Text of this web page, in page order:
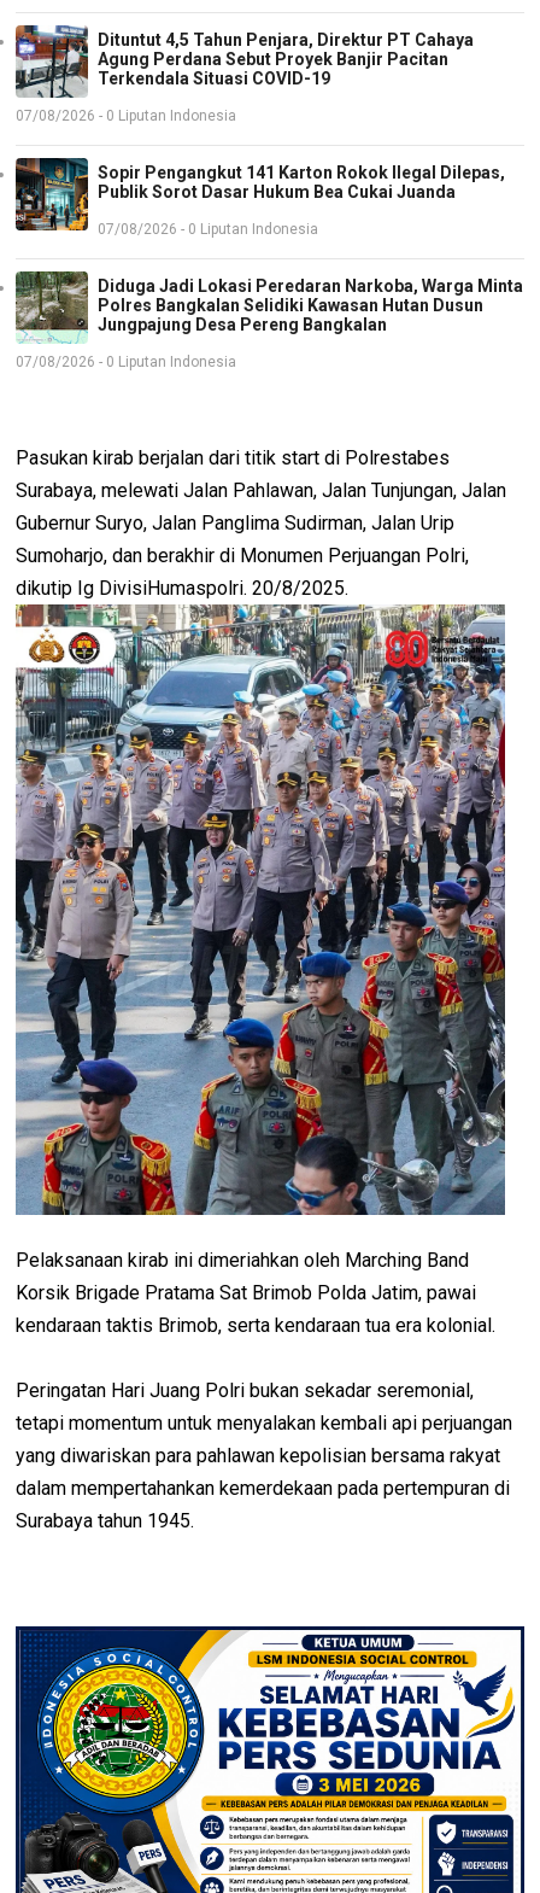
Dituntut 4,5 Tahun Penjara, Direktur PT Cahaya
Agung Perdana Sebut Proyek Banjir Pacitan
Terkendala Situasi COVID-19
07/08/2026 - 0 Liputan Indonesia
Sopir Pengangkut 141 Karton Rokok Ilegal Dilepas,
Publik Sorot Dasar Hukum Bea Cukai Juanda
07/08/2026 - 0 Liputan Indonesia
Diduga Jadi Lokasi Peredaran Narkoba, Warga Minta
Polres Bangkalan Selidiki Kawasan Hutan Dusun
Jungpajung Desa Pereng Bangkalan
07/08/2026 - 0 Liputan Indonesia
Pasukan kirab berjalan dari titik start di Polrestabes
Surabaya, melewati Jalan Pahlawan, Jalan Tunjungan, Jalan
Gubernur Suryo, Jalan Panglima Sudirman, Jalan Urip
Sumoharjo, dan berakhir di Monumen Perjuangan Polri,
dikutip Ig DivisiHumaspolri. 20/8/2025.
Pelaksanaan kirab ini dimeriahkan oleh Marching Band
Korsik Brigade Pratama Sat Brimob Polda Jatim, pawai
kendaraan taktis Brimob, serta kendaraan tua era kolonial.
Peringatan Hari Juang Polri bukan sekadar seremonial,
tetapi momentum untuk menyalakan kembali api perjuangan
yang diwariskan para pahlawan kepolisian bersama rakyat
dalam mempertahankan kemerdekaan pada pertempuran di
Surabaya tahun 1945.